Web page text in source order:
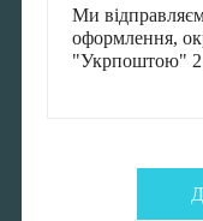
Ми
оформлення,
"Укрпоштою" 2